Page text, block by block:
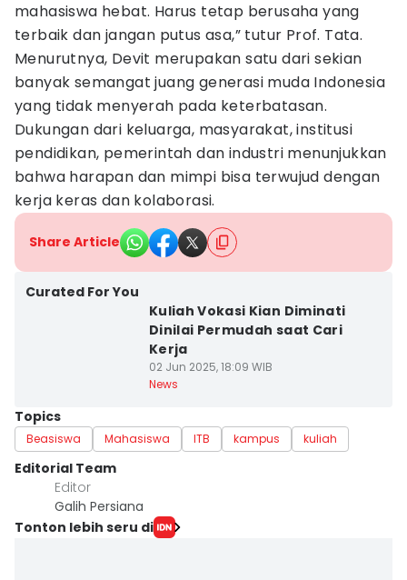
mahasiswa hebat. Harus tetap berusaha yang
terbaik dan jangan putus asa,” tutur Prof. Tata.
Menurutnya, Devit merupakan satu dari sekian
banyak semangat juang generasi muda Indonesia
yang tidak menyerah pada keterbatasan.
Dukungan dari keluarga, masyarakat, institusi
pendidikan, pemerintah dan industri menunjukkan
bahwa harapan dan mimpi bisa terwujud dengan
kerja keras dan kolaborasi.
Share Article
Curated For You
Kuliah Vokasi Kian Diminati
Dinilai Permudah saat Cari
Kerja
02 Jun 2025, 18:09 WIB
News
Topics
Beasiswa Mahasiswa ITB kampus kuliah
Editorial Team
Editor
Galih Persiana
Tonton lebih seru di